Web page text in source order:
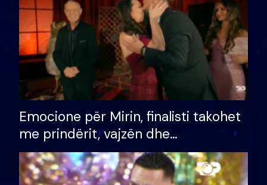
Emocione për Mirin, finalisti takohet
me prindërit, vajzën dhe
bashkëshorten: S’kemi ndonjë letër
divorci apo jo?